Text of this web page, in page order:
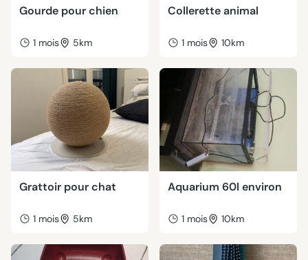
Gourde pour chien
1 mois 5km
Collerette animal
1 mois 10km
Grattoir pour chat
1 mois 5km
Aquarium 60l environ
1 mois 10km